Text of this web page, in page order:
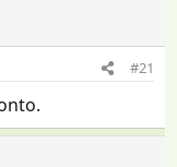
#21